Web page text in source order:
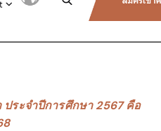
ระจำปีการศึกษา 2567 คือ